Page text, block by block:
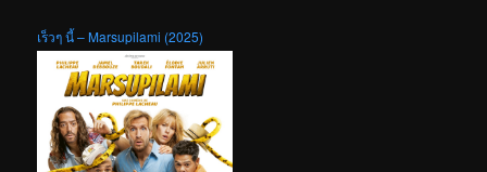
เร็วๆ นี้ – Marsupilami (2025)